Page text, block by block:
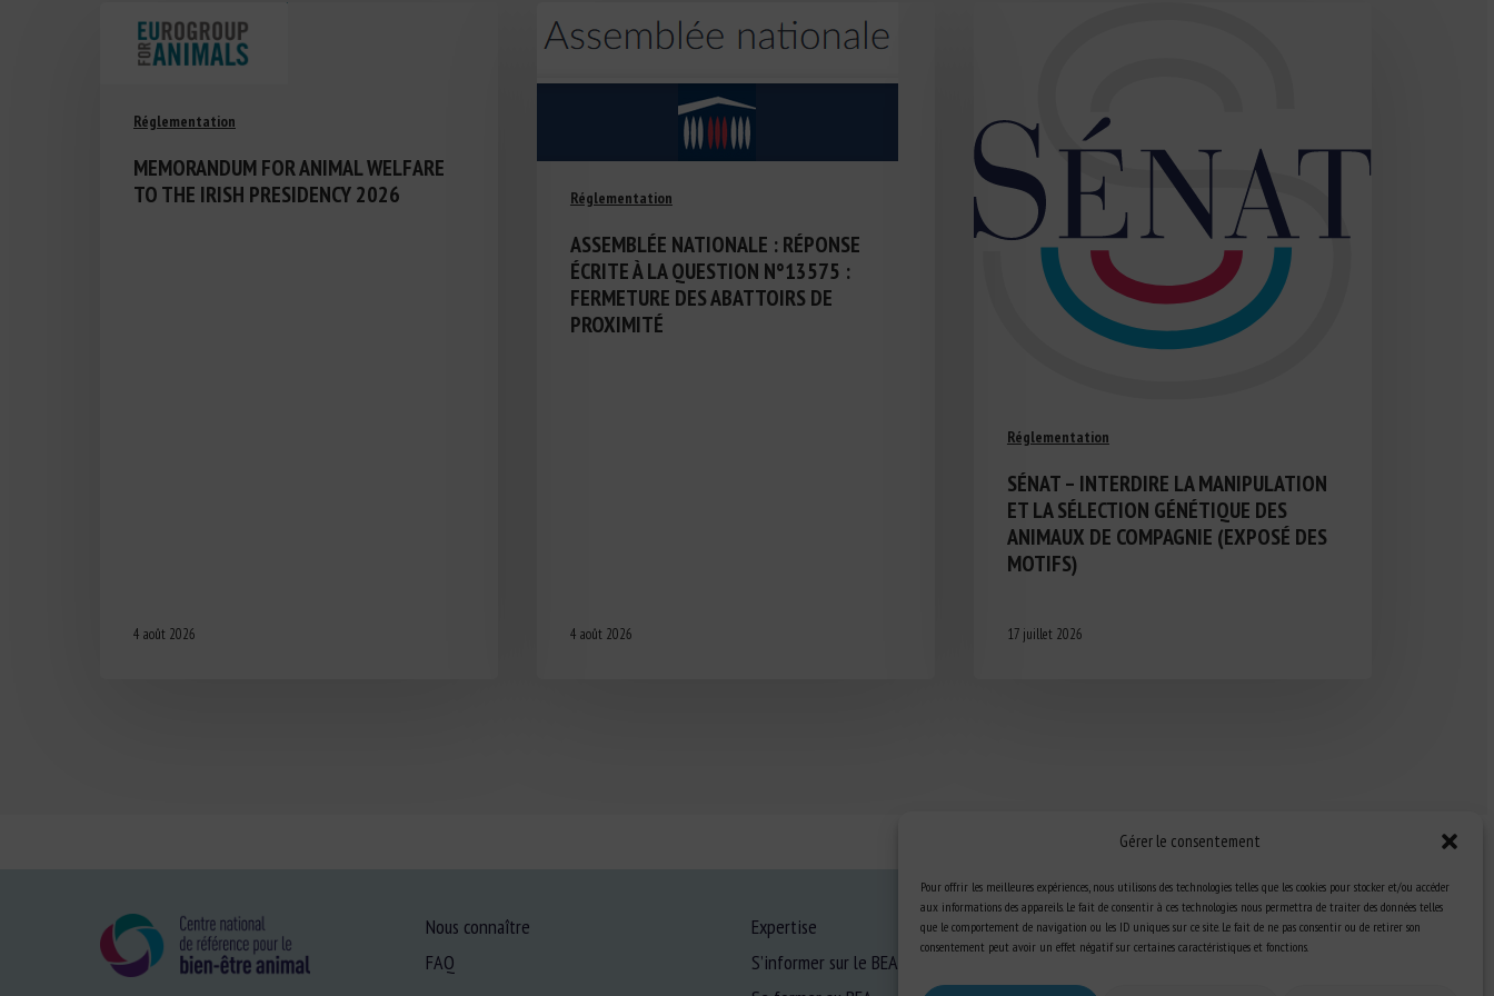
Gérer le consentement
Pour offrir les meilleures expériences, nous utilisons des technologies telles que les cookies pour stocker et/ou accéder
aux informations des appareils. Le fait de consentir à ces technologies nous permettra de traiter des données telles
que le comportement de navigation ou les ID uniques sur ce site. Le fait de ne pas consentir ou de retirer son
consentement peut avoir un effet négatif sur certaines caractéristiques et fonctions.
Réglementation
MEMORANDUM FOR ANIMAL WELFARE
TO THE IRISH PRESIDENCY 2026
4 août 2026
Réglementation
ASSEMBLÉE NATIONALE : RÉPONSE
ÉCRITE À LA QUESTION N°13575 :
FERMETURE DES ABATTOIRS DE
PROXIMITÉ
4 août 2026
Réglementation
SÉNAT – INTERDIRE LA MANIPULATION
ET LA SÉLECTION GÉNÉTIQUE DES
ANIMAUX DE COMPAGNIE (EXPOSÉ DES
MOTIFS)
17 juillet 2026
Nous connaître
FAQ
Expertise
S’informer sur le BEA
Ressources